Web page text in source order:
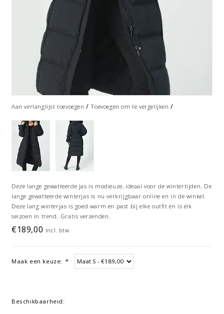
Aan verlanglijst toevoegen /Toevoegen om te vergelijken /
Deze lange gewatteerde jas is modieuze, ideaal voor de wintertijden. De
lange gewatteerde winterjas is nu verkrijgbaar online en in de winkel.
Deze lang winterjas is goed warm en past bij elke outfit en is elk
seizoen in trend. Gratis verzenden.
€189,00 Incl. btw
Maak een keuze: *
Beschikbaarheid: